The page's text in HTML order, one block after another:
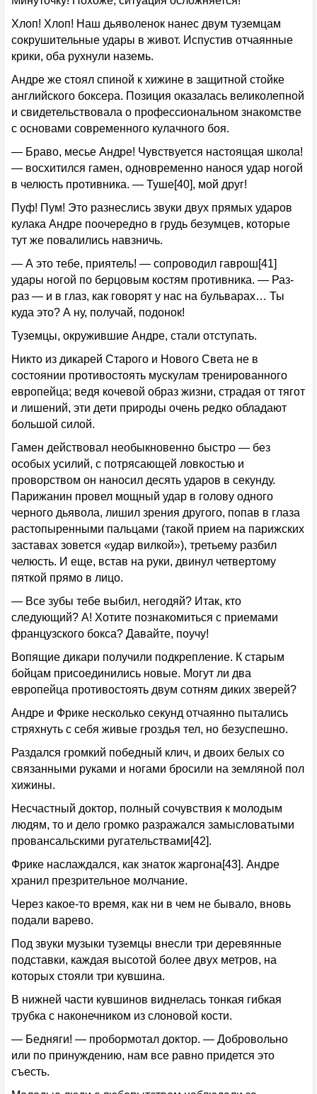
Хлоп! Хлоп! Наш дьяволенок нанес двум туземцам
сокрушительные удары в живот. Испустив отчаянные
крики, оба рухнули наземь.
Андре же стоял спиной к хижине в защитной стойке
английского боксера. Позиция оказалась великолепной
и свидетельствовала о профессиональном знакомстве
с основами современного кулачного боя.
— Браво, месье Андре! Чувствуется настоящая школа!
— восхитился гамен, одновременно нанося удар ногой
в челюсть противника. — Туше[40], мой друг!
Пуф! Пум! Это разнеслись звуки двух прямых ударов
кулака Андре поочередно в грудь безумцев, которые
тут же повалились навзничь.
— А это тебе, приятель! — сопроводил гаврош[41]
удары ногой по берцовым костям противника. — Раз-
раз — и в глаз, как говорят у нас на бульварах… Ты
куда это? А ну, получай, подонок!
Туземцы, окружившие Андре, стали отступать.
Никто из дикарей Старого и Нового Света не в
состоянии противостоять мускулам тренированного
европейца; ведя кочевой образ жизни, страдая от тягот
и лишений, эти дети природы очень редко обладают
большой силой.
Гамен действовал необыкновенно быстро — без
особых усилий, с потрясающей ловкостью и
проворством он наносил десять ударов в секунду.
Парижанин провел мощный удар в голову одного
черного дьявола, лишил зрения другого, попав в глаза
растопыренными пальцами (такой прием на парижских
заставах зовется «удар вилкой»), третьему разбил
челюсть. И еще, встав на руки, двинул четвертому
пяткой прямо в лицо.
— Все зубы тебе выбил, негодяй? Итак, кто
следующий? А! Хотите познакомиться с приемами
французского бокса? Давайте, поучу!
Вопящие дикари получили подкрепление. К старым
бойцам присоединились новые. Могут ли два
европейца противостоять двум сотням диких зверей?
Андре и Фрике несколько секунд отчаянно пытались
стряхнуть с себя живые гроздья тел, но безуспешно.
Раздался громкий победный клич, и двоих белых со
связанными руками и ногами бросили на земляной пол
хижины.
Несчастный доктор, полный сочувствия к молодым
людям, то и дело громко разражался замысловатыми
провансальскими ругательствами[42].
Фрике наслаждался, как знаток жаргона[43]. Андре
хранил презрительное молчание.
Через какое-то время, как ни в чем не бывало, вновь
подали варево.
Под звуки музыки туземцы внесли три деревянные
подставки, каждая высотой более двух метров, на
которых стояли три кувшина.
В нижней части кувшинов виднелась тонкая гибкая
трубка с наконечником из слоновой кости.
— Бедняги! — пробормотал доктор. — Добровольно
или по принуждению, нам все равно придется это
съесть.